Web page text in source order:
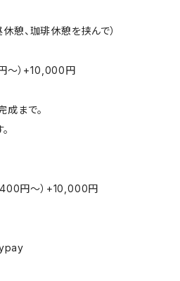
憩、珈琲休憩を挟んで）
～）+10,000円
成まで。
円～）+10,000円